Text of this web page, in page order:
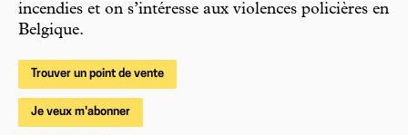
incendies et on s’intéresse aux violences policières en
Belgique.
Trouver un point de vente
Je veux m'abonner